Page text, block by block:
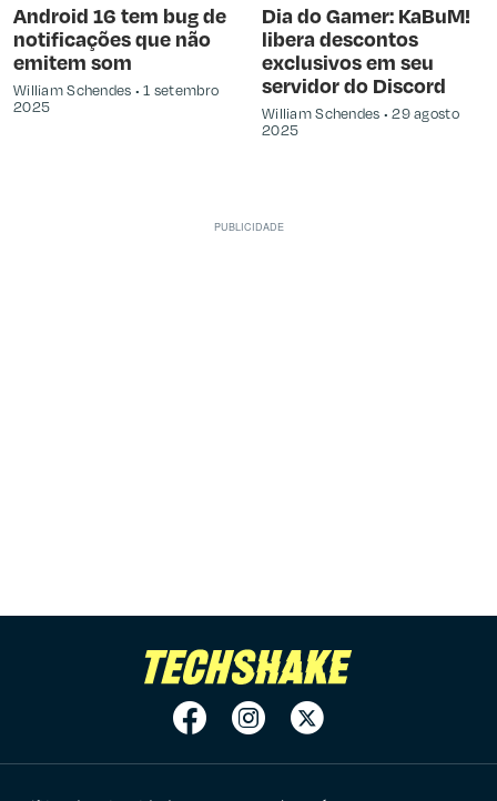
Android 16 tem bug de
notificações que não
emitem som
William Schendes
1 setembro
2025
Dia do Gamer: KaBuM!
libera descontos
exclusivos em seu
servidor do Discord
William Schendes
29 agosto
2025